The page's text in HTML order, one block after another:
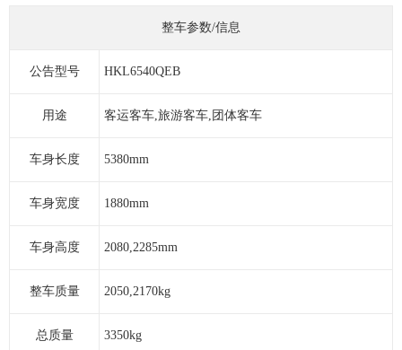
整车参数/信息
公告型号 HKL6540QEB
用途 客运客车,旅游客车,团体客车
车身长度 5380mm
车身宽度 1880mm
车身高度 2080,2285mm
整车质量 2050,2170kg
总质量 3350kg